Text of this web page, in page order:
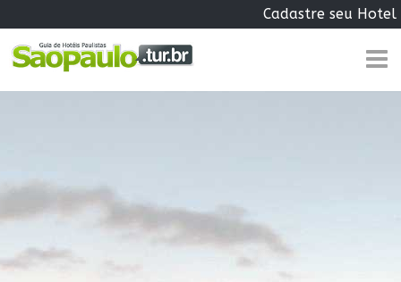
Cadastre seu Hotel